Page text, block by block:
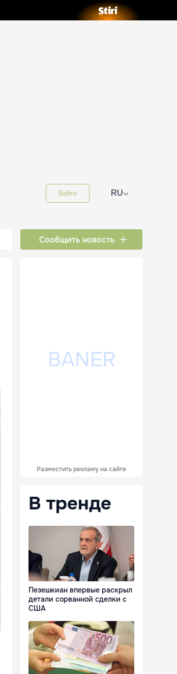
Войти RU⌵
Сообщить новость
Разместить рекламу на сайте
В тренде
Пезешкиан впервые раскрыл
детали сорванной сделки с
США